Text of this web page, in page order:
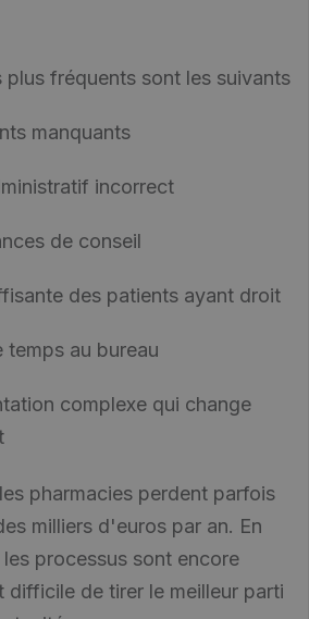
plus fréquents sont les suivants
manquants
incorrect
de conseil
des patients ayant droit
temps au bureau
complexe qui change
pharmacies perdent parfois
milliers d'euros par an. En
processus sont encore
difficile de tirer le meilleur parti